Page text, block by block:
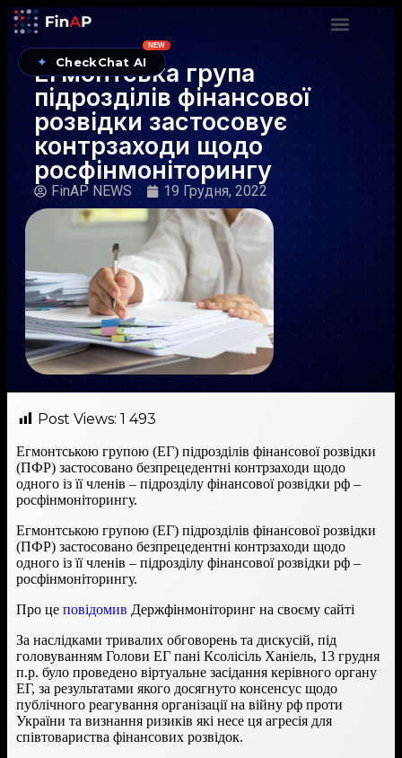
✦ CheckChat AI
NEW
Егмонтська група
підрозділів фінансової
розвідки застосовує
контрзаходи щодо
росфінмоніторингу
FinAP NEWS 19 Грудня, 2022
Post Views: 1 493
Егмонтською групою (ЕГ) підрозділів фінансової розвідки
(ПФР) застосовано безпрецедентні контрзаходи щодо
одного із її членів – підрозділу фінансової розвідки рф –
росфінмоніторингу.
Егмонтською групою (ЕГ) підрозділів фінансової розвідки
(ПФР) застосовано безпрецедентні контрзаходи щодо
одного із її членів – підрозділу фінансової розвідки рф –
росфінмоніторингу.
Про це повідомив Держфінмоніторинг на своєму сайті
За наслідками тривалих обговорень та дискусій, під
головуванням Голови ЕГ пані Ксолісіль Ханіель, 13 грудня
п.р. було проведено віртуальне засідання керівного органу
ЕГ, за результатами якого досягнуто консенсус щодо
публічного реагування організації на війну рф проти
України та визнання ризиків які несе ця агресія для
співтовариства фінансових розвідок.